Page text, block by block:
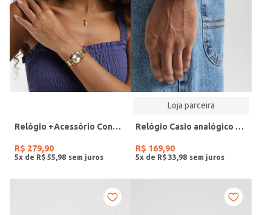
Relógio +Acessório Condor Feminino DOURADO
R$ 279,90
5x de R$ 55 98
Loja parceira
Relógio Casio analógico MW-240-4BVDF-SC
R$ 169,90
5x de R$ 33 98